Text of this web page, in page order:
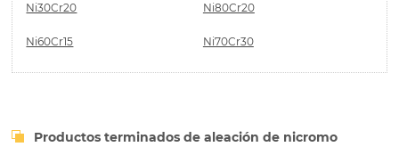
Ni30Cr20 Ni80Cr20
Ni60Cr15 Ni70Cr30
Productos terminados de aleación de nicromo